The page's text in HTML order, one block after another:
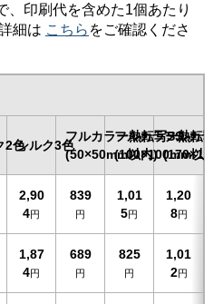
、印刷代を含めた1個あたり
細は こちら をご確認くださ
2色シルク3色
フルカラー熱転写SS
(50×50mm以内)
フルカラー熱転写S
(100×100mm以内)
フルカラ
2,90
4円
839
円
1,01
5円
1,20
8円
1,87
4円
689
円
825
円
1,01
2円